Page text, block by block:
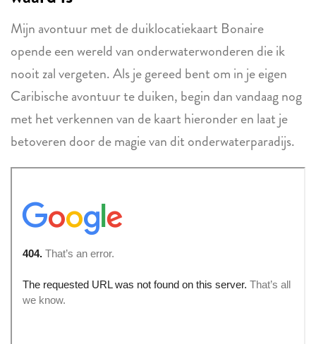
Mijn avontuur met de duiklocatiekaart Bonaire
opende een wereld van onderwaterwonderen die ik
nooit zal vergeten. Als je gereed bent om in je eigen
Caribische avontuur te duiken, begin dan vandaag nog
met het verkennen van de kaart hieronder en laat je
betoveren door de magie van dit onderwaterparadijs.